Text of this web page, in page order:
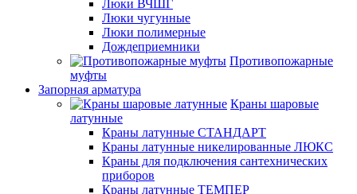
Люки ВЧШГ
Люки чугунные
Люки полимерные
Дождеприемники
Противопожарные
муфты
Запорная арматура
Краны шаровые
латунные
Краны латунные СТАНДАРТ
Краны латунные никелированные ЛЮКС
Краны для подключения сантехнических
приборов
Краны латунные ТЕМПЕР